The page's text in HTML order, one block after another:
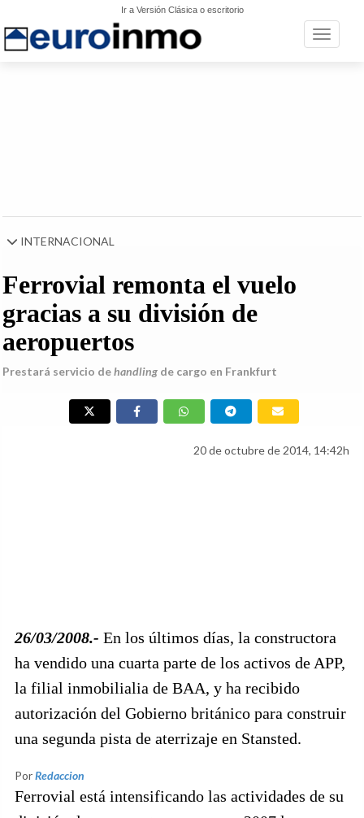
Ir a Versión Clásica o escritorio
Toggle
INTERNACIONAL
Ferrovial remonta el vuelo
gracias a su división de
aeropuertos
Prestará servicio dehandling de cargo en Frankfurt
20 de octubre de 2014, 14:42h
26/03/2008.- En los últimos días, la constructora
ha vendido una cuarta parte de los activos de APP,
la filial inmobilialia de BAA, y ha recibido
autorización del Gobierno británico para construir
una segunda pista de aterrizaje en Stansted.
PorRedaccion
Ferrovial está intensificando las actividades de su